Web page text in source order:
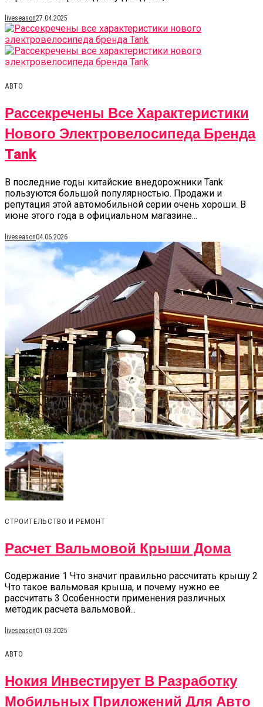
liveseason27.04.2025
АВТО
Рассекречены Все Характеристики
Нового Электровелосипеда Бренда
Tank
В последние годы китайские внедорожники Tank
пользуются большой популярностью. Продажи и
репутация этой автомобильной серии очень хороши. В
июне этого года в официальном магазине...
liveseason04.06.2026
СТРОИТЕЛЬСТВО И РЕМОНТ
Расчет Вальмовой Крыши Дома
Содержание 1 Что значит правильно рассчитать крышу 2
Что такое вальмовая крыша, и почему нужно ее
рассчитать 3 Особенности применения различных
методик расчета вальмовой...
liveseason01.03.2025
АВТО
Нокия Инвестирует В Разработку
Мобильных Приложений Для Авто